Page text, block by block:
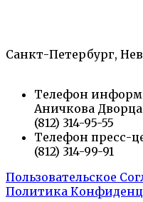
Санкт-Петербург,
Телефон
Аничкова
(812) 314-95-55
Телефон пресс-
(812) 314-99-91
Пользовательское
Политика